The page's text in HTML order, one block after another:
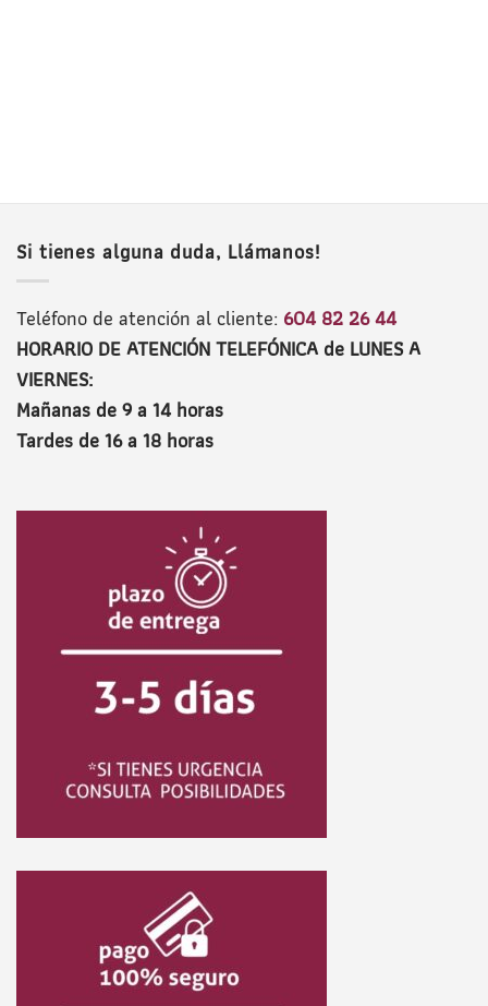
Si tienes alguna duda, Llámanos!
Teléfono de atención al cliente: 604 82 26 44
HORARIO DE ATENCIÓN TELEFÓNICA de LUNES A
VIERNES:
Mañanas de 9 a 14 horas
Tardes de 16 a 18 horas